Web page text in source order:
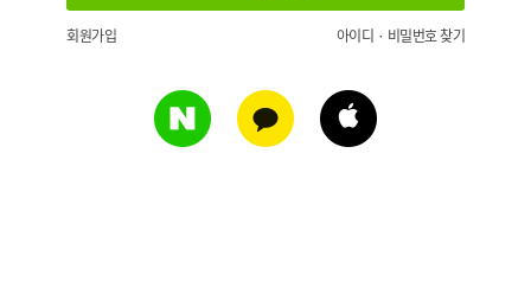
회원가입 아이디 · 비밀번호 찾기